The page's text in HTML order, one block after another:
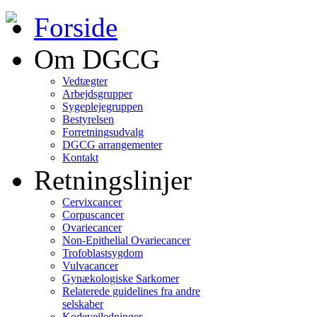
Forside
Om DGCG
Vedtægter
Arbejdsgrupper
Sygeplejegruppen
Bestyrelsen
Forretningsudvalg
DGCG arrangementer
Kontakt
Retningslinjer
Cervixcancer
Corpuscancer
Ovariecancer
Non-Epithelial Ovariecancer
Trofoblastsygdom
Vulvacancer
Gynækologiske Sarkomer
Relaterede guidelines fra andre
selskaber